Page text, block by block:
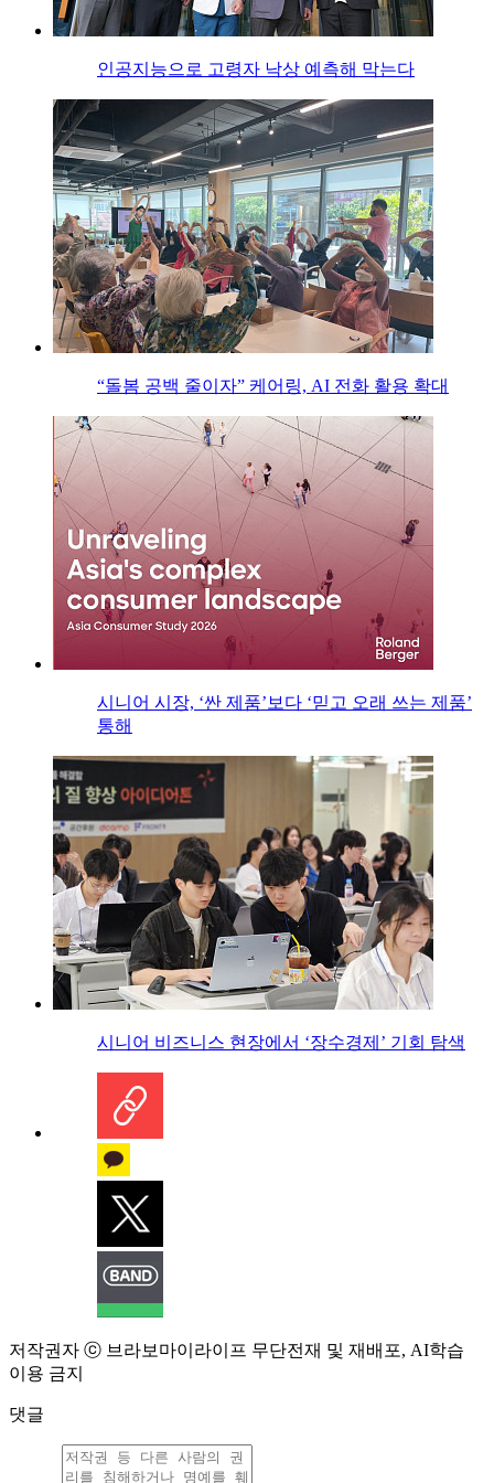
인공지능으로 고령자 낙상 예측해 막는다
“돌봄 공백 줄이자” 케어링, AI 전화 활용 확대
시니어 시장, ‘싼 제품’보다 ‘믿고 오래 쓰는 제품’
통해
시니어 비즈니스 현장에서 ‘장수경제’ 기회 탐색
저작권자 ⓒ 브라보마이라이프 무단전재 및 재배포, AI학습
이용 금지
댓글